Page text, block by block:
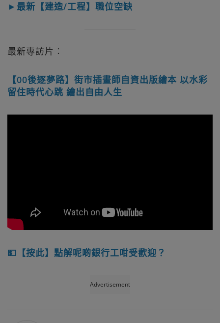
►最新【建造/工程】職位空缺
最新專訪片︰
【00後逐夢路】街市插畫師自資出版繪本 以水彩
留住時代心跳 繪出自由人生
💵【按此】點解呢啲銀行工咁受歡迎？
Advertisement